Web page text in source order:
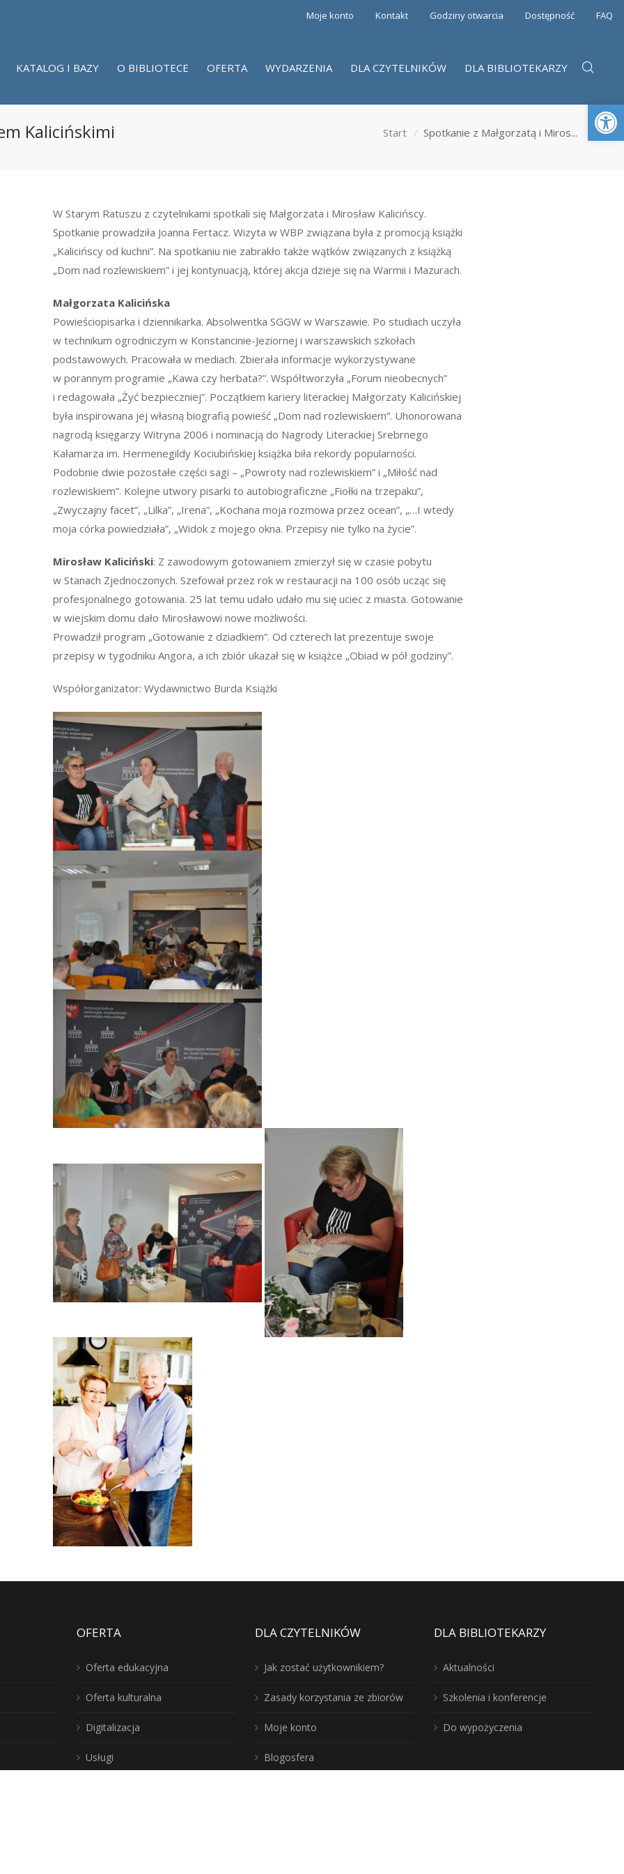
Moje konto Kontakt Godziny otwarcia Dostępność FAQ
KATALOG I BAZY O BIBLIOTECE OFERTA WYDARZENIA DLA CZYTELNIKÓW DLA BIBLIOTEKARZY
Kalicińskimi Start Spotkanie z Małgorzatą i Miros...
W Starym Ratuszu z czytelnikami spotkali się Małgorzata i Mirosław Kalicińscy.
Spotkanie prowadziła Joanna Fertacz. Wizyta w WBP związana była z promocją książki
„Kalicińscy od kuchni”. Na spotkaniu nie zabrakło także wątków związanych z książką
„Dom nad rozlewiskiem” i jej kontynuacją, której akcja dzieje się na Warmii i Mazurach.
Małgorzata Kalicińska
Powieściopisarka i dziennikarka. Absolwentka SGGW w Warszawie. Po studiach uczyła
w technikum ogrodniczym w Konstancinie-Jeziornej i warszawskich szkołach
podstawowych. Pracowała w mediach. Zbierała informacje wykorzystywane
w porannym programie „Kawa czy herbata?”. Współtworzyła „Forum nieobecnych”
i redagowała „Żyć bezpieczniej”. Początkiem kariery literackiej Małgorzaty Kalicińskiej
była inspirowana jej własną biografią powieść „Dom nad rozlewiskiem”. Uhonorowana
nagrodą księgarzy Witryna 2006 i nominacją do Nagrody Literackiej Srebrnego
Kałamarza im. Hermenegildy Kociubińskiej książka biła rekordy popularności.
Podobnie dwie pozostałe części sagi – „Powroty nad rozlewiskiem” i „Miłość nad
rozlewiskiem”. Kolejne utwory pisarki to autobiograficzne „Fiołki na trzepaku”,
„Zwyczajny facet”, „Lilka”, „Irena”, „Kochana moja rozmowa przez ocean”, „…I wtedy
moja córka powiedziała”, „Widok z mojego okna. Przepisy nie tylko na życie”.
Mirosław Kaliciński: Z zawodowym gotowaniem zmierzył się w czasie pobytu
w Stanach Zjednoczonych. Szefował przez rok w restauracji na 100 osób ucząc się
profesjonalnego gotowania. 25 lat temu udało udało mu się uciec z miasta. Gotowanie
w wiejskim domu dało Mirosławowi nowe możliwości.
Prowadził program „Gotowanie z dziadkiem”. Od czterech lat prezentuje swoje
przepisy w tygodniku Angora, a ich zbiór ukazał się w książce „Obiad w pół godziny”.
Współorganizator: Wydawnictwo Burda Książki
OFERTA
Oferta edukacyjna
Oferta kulturalna
Digitalizacja
Usługi
DLA CZYTELNIKÓW
Jak zostać użytkownikiem?
Zasady korzystania ze zbiorów
Moje konto
Blogosfera
DLA BIBLIOTEKARZY
Aktualności
Szkolenia i konferencje
Do wypożyczenia